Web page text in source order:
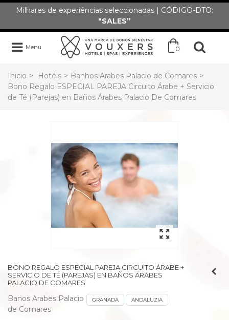
Milhares de experiências seleccionadas | CÓDIGO-DTO:
"SALES”
Menu 0
Inicio > Hotéis > Banhos Arabes Palacio de Comares >
Bono Regalo ESPECIAL PAREJA Circuito Árabe + Servicio
de Té (Parejas) en Baños Árabes Palacio De Comares
BONO REGALO ESPECIAL PAREJA CIRCUITO ÁRABE +
SERVICIO DE TÉ (PAREJAS) EN BAÑOS ÁRABES
PALACIO DE COMARES
Banos Arabes Palacio
de Comares
GRANADA ANDALUZIA